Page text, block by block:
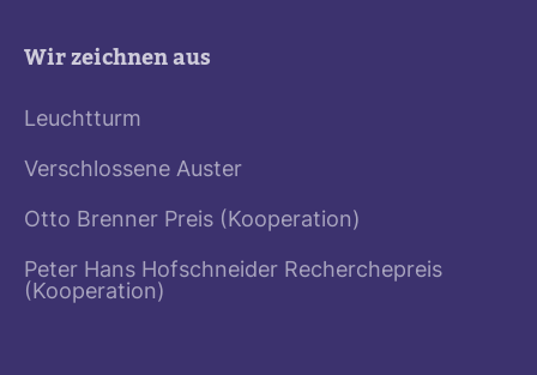
Wir zeichnen aus
Leuchtturm
Verschlossene Auster
Otto Brenner Preis (Kooperation)
Peter Hans Hofschneider Recherchepreis
(Kooperation)